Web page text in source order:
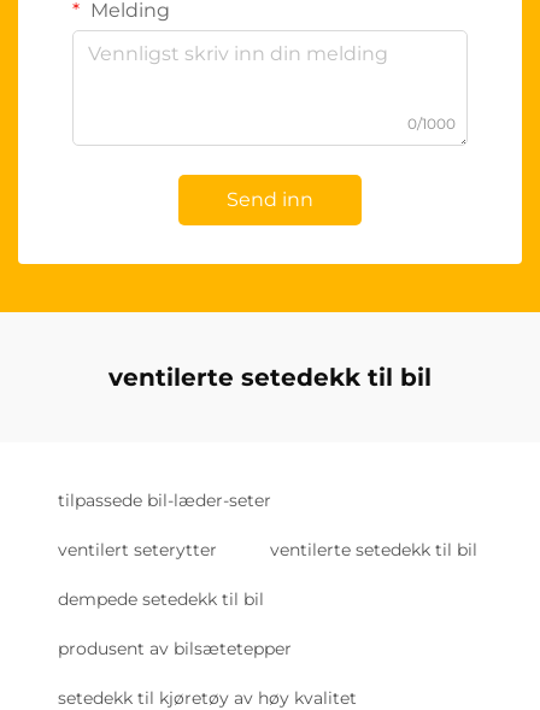
Melding
0/1000
Send inn
ventilerte setedekk til bil
tilpassede bil-læder-seter
ventilert seterytter ventilerte setedekk til bil
dempede setedekk til bil
produsent av bilsætetepper
setedekk til kjøretøy av høy kvalitet